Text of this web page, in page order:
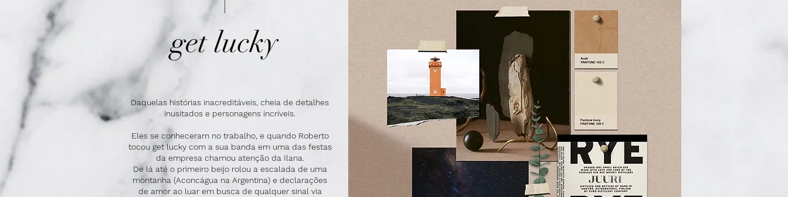
Daquelas histórias inacreditáveis, cheia de detalhes
inusitados e personagens incríveis.
Eles se conheceram no trabalho, e quando Roberto
tocou get lucky com a sua banda em uma das festas
da empresa chamou atenção da Ilana.
De lá até o primeiro beijo rolou a escalada de uma
montanha (Aconcágua na Argentina) e declarações
de amor ao luar em busca de qualquer sinal via
get lucky